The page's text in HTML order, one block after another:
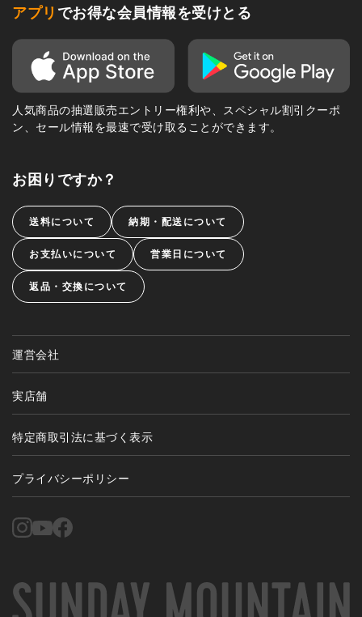
アプリ でお得な会員情報を受けとる
人気商品の抽選販売エントリー権利や、スペシャル割引クーポ
ン、セール情報を最速で受け取ることができます。
お困りですか？
送料について 納期・配送について
お支払いについて 営業日について
返品・交換について
運営会社
実店舗
特定商取引法に基づく表示
プライバシーポリシー